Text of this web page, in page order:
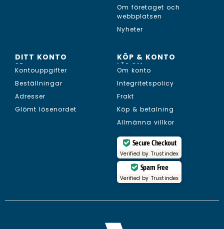
Om företaget och
webbplatsen
Nyheter
DITT KONTO
SE...
Kontouppgifter
Beställningar
Adresser
Glömt lösenordet
KÖP & KONTO
LÄS OM...
Om konto
Integritetspolicy
Frakt
Köp & betalning
Allmänna villkor
Secure Checkout
Verified by Trustindex
Spam Free
Verified by Trustindex